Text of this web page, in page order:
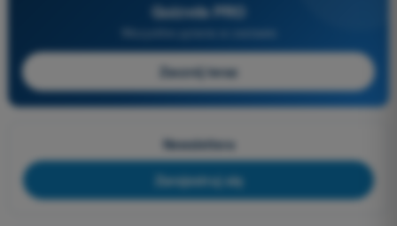
Quizvds PRO
Zacznij teraz
Newslettera
Zarejestruj się